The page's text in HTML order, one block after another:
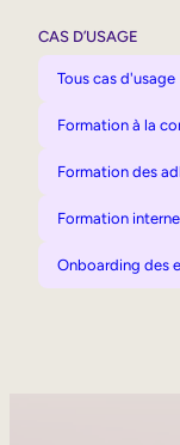
CAS D’USAGE
Tous cas d'usage
Formation à la
Formation des
Formation interne
Onboarding des